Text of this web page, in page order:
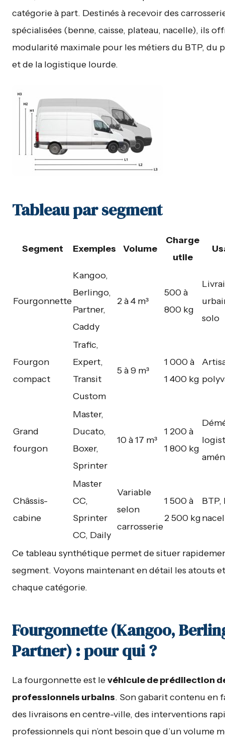
catégorie à part. Destinés à recevoir des
spécialisées (benne, caisse, plateau, nacelle), ils
modularité maximale pour les métiers du BTP, du
et de la logistique lourde.
Tableau par segment
Segment Exemples Volume
Charge
utile
Fourgonnette
Kangoo,
Berlingo,
Partner,
Caddy
2 à 4 m³
500 à
800 kg
solo
Fourgon
compact
Trafic,
Expert,
Transit
Custom
5 à 9 m³
1 000 à
1 400 kg
Grand
fourgon
Master,
Ducato,
Boxer,
Sprinter
10 à 17 m³
1 200 à
1 800 kg
Châssis-
cabine
Master
CC,
Sprinter
CC, Daily
Variable
selon
carrosserie
1 500 à
2 500 kg
BTP,
Ce tableau synthétique permet de situer
segment. Voyons maintenant en détail les atouts
chaque catégorie.
Fourgonnette (Kangoo,
Partner) : pour qui ?
La fourgonnette est levéhicule de prédilection
professionnels urbains. Son gabarit contenu en
des livraisons en centre-ville, des interventions
professionnels qui n’ont besoin que d’un volume